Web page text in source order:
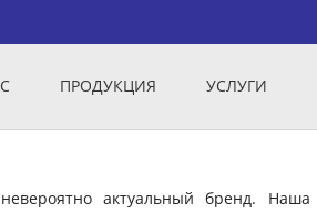
ПРОДУКЦИЯ УСЛУГИ
актуальный бренд. Наша